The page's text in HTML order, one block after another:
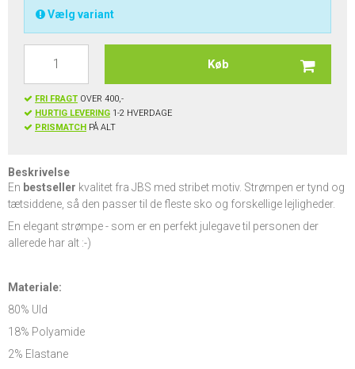
Vælg variant
Køb
FRI FRAGT OVER 400,-
HURTIG LEVERING 1-2 HVERDAGE
PRISMATCH PÅ ALT
Beskrivelse
En bestseller kvalitet fra JBS med stribet motiv. Strømpen er tynd og
tætsiddene, så den passer til de fleste sko og forskellige lejligheder.
En elegant strømpe - som er en perfekt julegave til personen der
allerede har alt :-)
Materiale:
80% Uld
18% Polyamide
2% Elastane